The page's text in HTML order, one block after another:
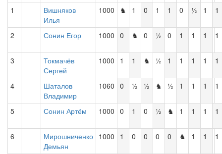
1
Вишняков
Илья
1000 ♞ 1 0 1 1 0 ½ 1 1
2 Сонин Егор 1000 0 ♞ 0 ½ 0 1 1 1 1
3
Токмачёв
Сергей
1000 1 1 ♞ ½ 1 1 1 1 1
4
Шаталов
Владимир
1060 0 ½ ½ ♞ ½ 1 1 1 1
5 Сонин Артём 1000 0 1 0 ½ ♞ 1 1 1 1
6
Мирошниченко
Демьян
1000 1 0 0 0 0 ♞ 1 1 1